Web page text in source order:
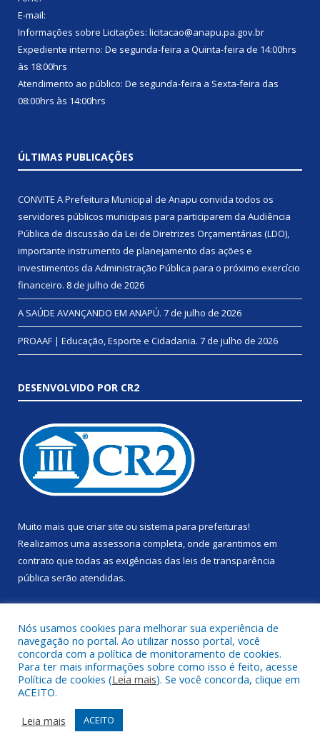
E-mail:
Informações sobre Licitações: licitacao@anapu.pa.gov.br
Expediente interno: De segunda-feira a Quinta-feira de 14:00hrs
às 18:00hrs
Atendimento ao público: De segunda-feira a Sexta-feira das
08:00hrs às 14:00hrs
ÚLTIMAS PUBLICAÇÕES
CONVITE A Prefeitura Municipal de Anapu convida todos os
servidores públicos municipais para participarem da Audiência
Pública de discussão da Lei de Diretrizes Orçamentárias (LDO),
importante instrumento de planejamento das ações e
investimentos da Administração Pública para o próximo exercício
financeiro. 8 de julho de 2026
A SAÚDE AVANÇANDO EM ANAPÚ. 7 de julho de 2026
PROAAF | Educação, Esporte e Cidadania. 7 de julho de 2026
DESENVOLVIDO POR CR2
Muito mais que criar site ou sistema para prefeituras!
Realizamos uma assessoria completa, onde garantimos em
contrato que todas as exigências das leis de transparência
pública serão atendidas.
Todos os direitos reservados a Prefeitura Municipal de Anapu.
Mapa do Site
Acessar Área Administrativa
Nós usamos cookies para melhorar sua experiência de
navegação no portal. Ao utilizar nosso portal, você
concorda com a política de monitoramento de cookies.
Para ter mais informações sobre como isso é feito, acesse
Política de cookies (Leia mais). Se você concorda, clique em
ACEITO.
Leia mais
ACEITO